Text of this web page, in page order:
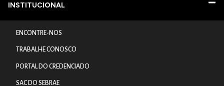
INSTITUCIONAL
ENCONTRE-NOS
TRABALHE CONOSCO
PORTAL DO CREDENCIADO
SAC DO SEBRAE